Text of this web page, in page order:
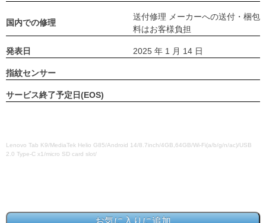
国内での修理
送付修理 メーカーへの送付・梱包
料はお客様負担
発表日 2025 年 1 月 14 日
指紋センサー
サービス終了予定日(EOS)
Lenovo Tab K9/MediaTek Helio G85/Android 14/8.7inch/4GB,64GB/Wi-Fi(a/b/g/n/ac)/USB
2.0 Type-C x1/micro SD card slot/